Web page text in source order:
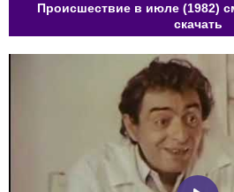
Происшествие в июле (1982)
скачать